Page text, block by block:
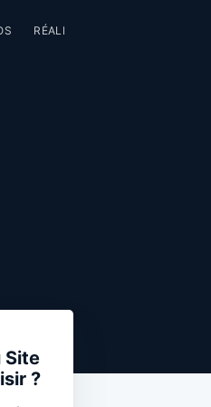
RÉALISATIONS
Site
?